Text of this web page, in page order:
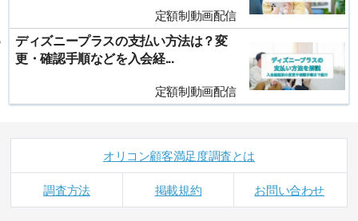
定額制動画配信
ディズニープラスの支払い方法は？変
更・確認手順などを入会経...
定額制動画配信
オリコン顧客満足度調査とは
調査方法 掲載規約 お問い合わせ